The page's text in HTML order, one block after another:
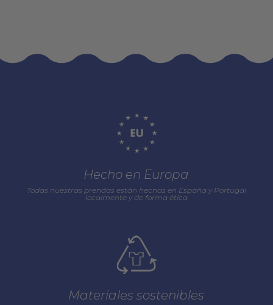
Hecho en Europa
Todas nuestras prendas están hechas en España y Portugal
localmente y de forma ética
Materiales sostenibles